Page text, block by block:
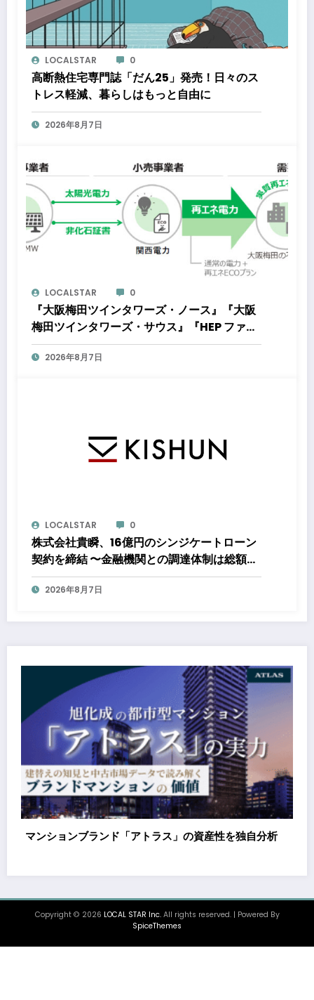
LOCALSTAR 0
高断熱住宅専門誌「だん25」発売！日々のス
トレス軽減、暮らしはもっと自由に
2026年8月7日
LOCALSTAR 0
『大阪梅田ツインタワーズ・ノース』『大阪
梅田ツインタワーズ・サウス』『HEP ファイ
ブ』において8月下旬から「オフサイト型コ
ーポレートPPA」による再生可能エネルギー
2026年8月7日
LOCALSTAR 0
株式会社貴瞬、16億円のシンジケートローン
契約を締結 〜金融機関との調達体制は総額約
80億円規模へ。DX・海外展開をはじめとし
た成長投資を加速～
2026年8月7日
が支えるブランド価値